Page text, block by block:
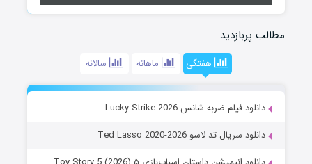
مطالب پربازدید
هفتگی ماهانه سالانه
دانلود فیلم ضربه شانس Lucky Strike 2026
دانلود سریال تد لاسو Ted Lasso 2020-2026